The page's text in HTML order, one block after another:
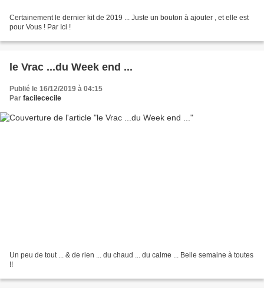
Certainement le dernier kit de 2019 ... Juste un bouton à ajouter , et elle est
pour Vous ! Par Ici !
le Vrac ...du Week end ...
Publié le 16/12/2019 à 04:15
Par facilececile
Un peu de tout ... & de rien ... du chaud ... du calme ... Belle semaine à toutes
!!